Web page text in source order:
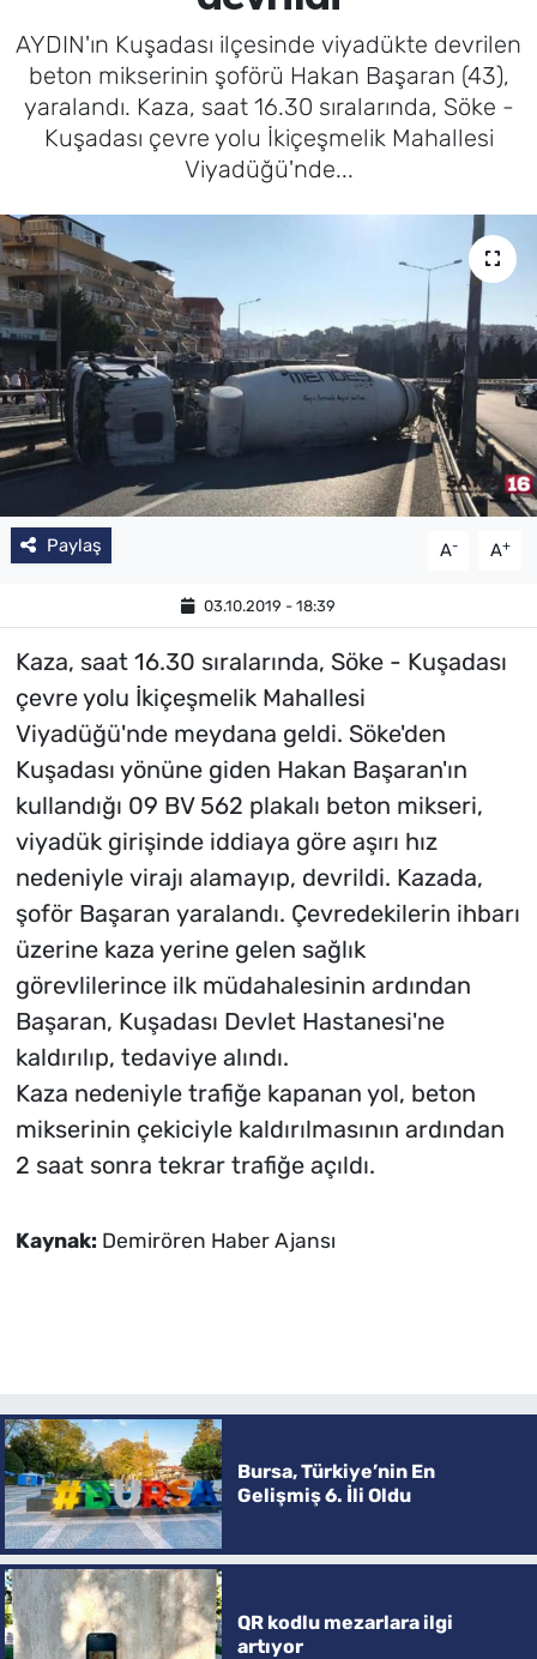
AYDIN'ın Kuşadası ilçesinde viyadükte devrilen
beton mikserinin şoförü Hakan Başaran (43),
yaralandı. Kaza, saat 16.30 sıralarında, Söke -
Kuşadası çevre yolu İkiçeşmelik Mahallesi
Viyadüğü'nde...
Paylaş A- A+
03.10.2019 - 18:39
Kaza, saat 16.30 sıralarında, Söke - Kuşadası
çevre yolu İkiçeşmelik Mahallesi
Viyadüğü'nde meydana geldi. Söke'den
Kuşadası yönüne giden Hakan Başaran'ın
kullandığı 09 BV 562 plakalı beton mikseri,
viyadük girişinde iddiaya göre aşırı hız
nedeniyle virajı alamayıp, devrildi. Kazada,
şoför Başaran yaralandı. Çevredekilerin ihbarı
üzerine kaza yerine gelen sağlık
görevlilerince ilk müdahalesinin ardından
Başaran, Kuşadası Devlet Hastanesi'ne
kaldırılıp, tedaviye alındı.
Kaza nedeniyle trafiğe kapanan yol, beton
mikserinin çekiciyle kaldırılmasının ardından
2 saat sonra tekrar trafiğe açıldı.
Kaynak: Demirören Haber Ajansı
Bursa, Türkiye’nin En
Gelişmiş 6. İli Oldu
QR kodlu mezarlara ilgi
artıyor
SAĞLIK
TV REHBERİ